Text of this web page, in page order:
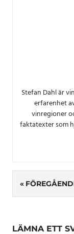
Stefan Dahl är
erfarenhet
vinregioner
faktatexter som
LÄMNA ETT